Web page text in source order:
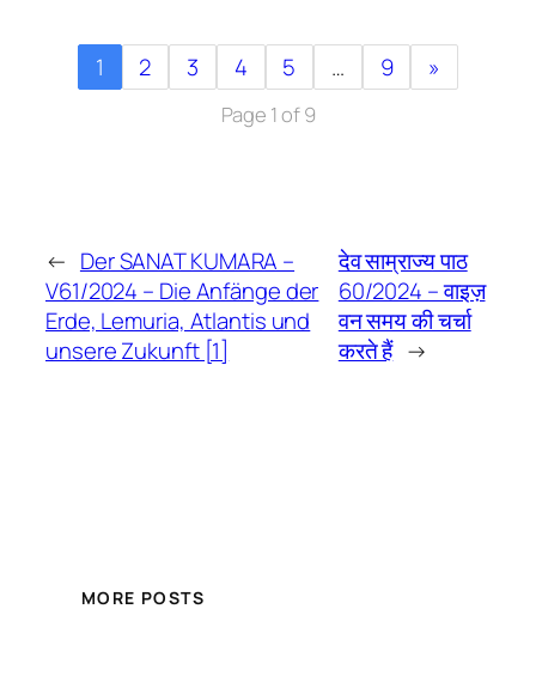
1 2 3 4 5 … 9 »
Page 1 of 9
← Der SANAT KUMARA –
V61/2024 – Die Anfänge der
Erde, Lemuria, Atlantis und
unsere Zukunft [1]
देव साम्राज्य पाठ
60/2024 – वाइज़
वन समय की चर्चा
करते हैं →
MORE POSTS